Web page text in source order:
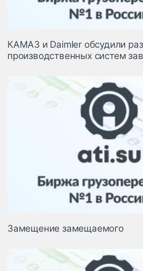
КАМАЗ и Daimler обсудили
производственных систем
Замещение замещаемого